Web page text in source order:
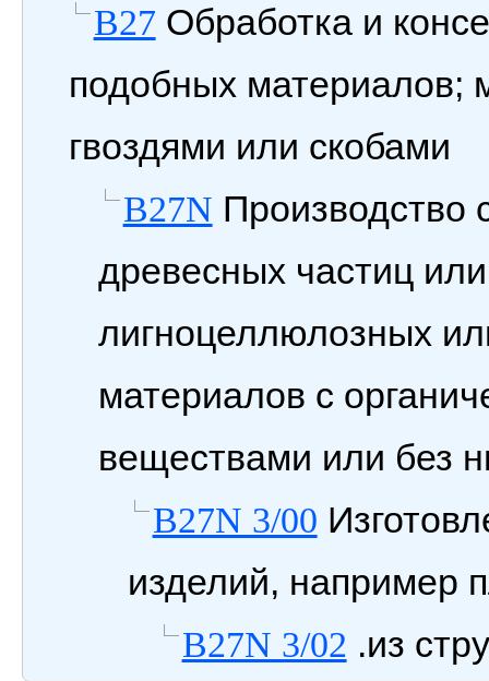
B27 Обработка и
подобных материалов;
гвоздями или скобами
B27N Производство
древесных частиц
лигноцеллюлозных
материалов с
веществами или без
B27N 3/00
изделий, например
B27N 3/02 .из